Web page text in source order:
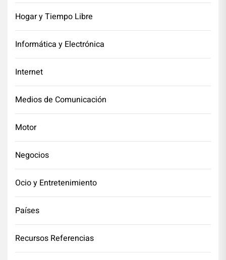
Hogar y Tiempo Libre
Informática y Electrónica
Internet
Medios de Comunicación
Motor
Negocios
Ocio y Entretenimiento
Países
Recursos Referencias